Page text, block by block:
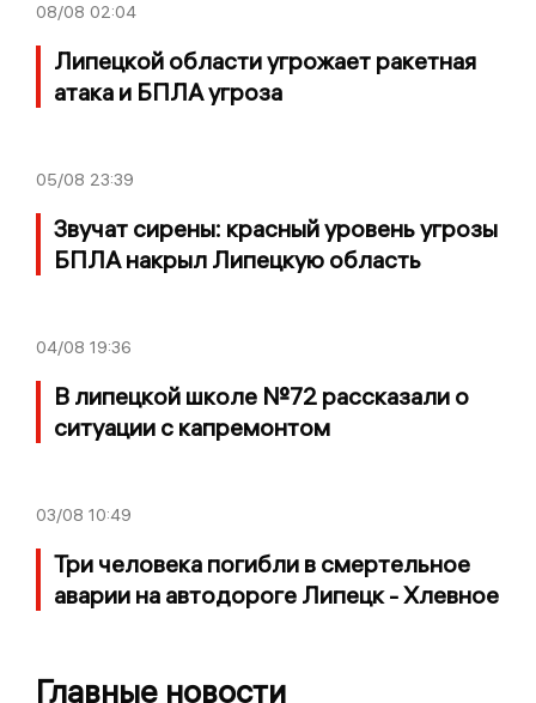
08/08 02:04
Липецкой области угрожает ракетная
атака и БПЛА угроза
05/08 23:39
Звучат сирены: красный уровень угрозы
БПЛА накрыл Липецкую область
04/08 19:36
В липецкой школе №72 рассказали о
ситуации с капремонтом
03/08 10:49
Три человека погибли в смертельное
аварии на автодороге Липецк - Хлевное
Главные новости